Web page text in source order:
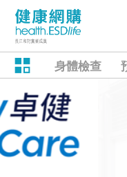
身體檢查